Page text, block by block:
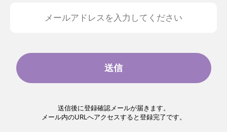
送信
送信後に登録確認メールが届きます。
メール内のURLへアクセスすると登録完了です。